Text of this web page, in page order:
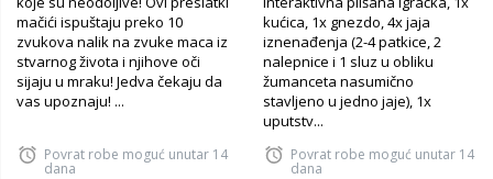
mačići ispuštaju preko 10
zvukova nalik na zvuke maca iz
stvarnog života i njihove oči
sijaju u mraku! Jedva čekaju da
vas upoznaju! ...
Povrat robe moguć unutar 14
dana
kućica, 1x gnezdo, 4x jaja
iznenađenja (2-4 patkice, 2
nalepnice i 1 sluz u obliku
žumanceta nasumično
stavljeno u jedno jaje), 1x
uputstv...
Povrat robe moguć unutar 14
dana